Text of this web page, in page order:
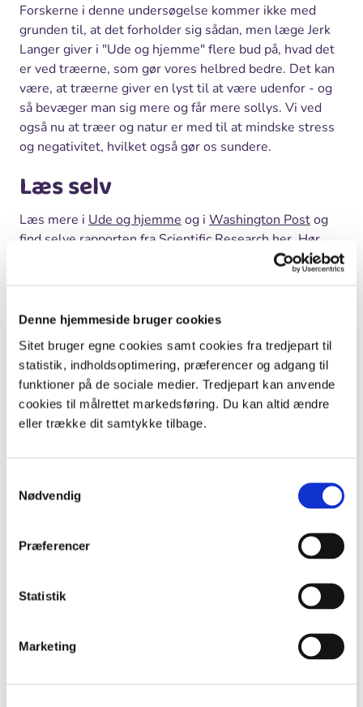
Denne hjemmeside bruger cookies
Sitet bruger egne cookies samt cookies fra tredjepart til
statistik, indholdsoptimering, præferencer og adgang til
funktioner på de sociale medier. Tredjepart kan anvende
cookies til målrettet markedsføring. Du kan altid ændre
eller trække dit samtykke tilbage.
Nødvendig
Præferencer
Statistik
Marketing
Forskerne i denne undersøgelse kommer ikke med
grunden til, at det forholder sig sådan, men læge Jerk
Langer giver i "Ude og hjemme" flere bud på, hvad det
er ved træerne, som gør vores helbred bedre. Det kan
være, at træerne giver en lyst til at være udenfor - og
så bevæger man sig mere og får mere sollys. Vi ved
også nu at træer og natur er med til at mindske stress
og negativitet, hvilket også gør os sundere.
Læs selv
Læs mere i Ude og hjemme og i Washington Postog
find selve rapporten fra Scientific Research her . Hør
psykolog Ebbe Lavendt forklarer, hvordan naturen
Plant træer
OgGenplant Planeten:)
Print
Nyhed